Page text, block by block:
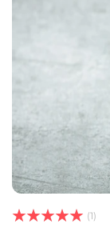


 (1)